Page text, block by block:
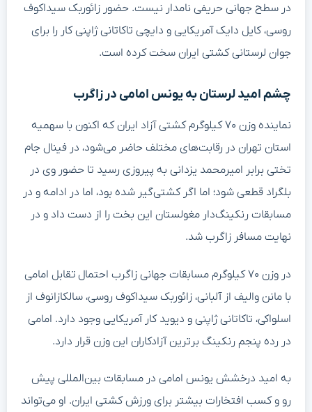
در سطح جهانی حریفی نامدار نیست. حضور زائوربک سیداکوف
روسی، کایل دایک آمریکایی و دایچی تاکاتانی ژاپنی کار را برای
جوان لرستانی کشتی ایران سخت کرده است.
چشم امید لرستان به یونس امامی در زاگرب
نماینده وزن ۷۰ کیلوگرم کشتی آزاد ایران که اکنون با سهمیه
استان تهران در رقابت‌های مختلف حاضر می‌شود، در فینال جام
تختی برابر امیرمحمد یزدانی به پیروزی رسید تا حضور وی در
بلگراد قطعی شود؛ اما اگر کشتی‌گیر شده بود، اما در ادامه و در
مسابقات رنکینگ‌دار مغولستان این بخت را از دست داد و در
نهایت مسافر زاگرب شد.
در وزن ۷۰ کیلوگرم مسابقات جهانی زاگرب احتمال تقابل امامی
با مانن والیف از آلبانی، زائوربک سیداکوف روسی، سالکازانوف از
اسلواکی، تاکاتانی ژاپنی و دیوید کار آمریکایی وجود دارد. امامی
در رده پنجم رنکینگ برترین آزادکاران این وزن قرار دارد.
به امید درخشش یونس امامی در مسابقات بین‌المللی پیش
رو و کسب افتخارات بیشتر برای ورزش کشتی ایران. او می‌تواند